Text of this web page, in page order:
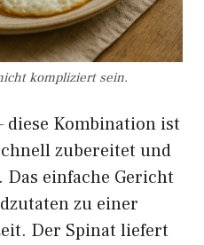
kompliziert sein.
diese Kombination ist
zubereitet und
einfache Gericht
zu einer
Der Spinat liefert